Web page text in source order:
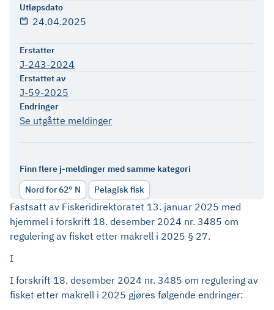
Utløpsdato
24.04.2025
Erstatter
J-243-2024
Erstattet av
J-59-2025
Endringer
Se utgåtte meldinger
Finn flere j-meldinger med samme kategori
Nord for 62° N
Pelagisk fisk
Fastsatt av Fiskeridirektoratet 13. januar 2025 med
hjemmel i forskrift 18. desember 2024 nr. 3485 om
regulering av fisket etter makrell i 2025 § 27.
I
I forskrift 18. desember 2024 nr. 3485 om regulering av
fisket etter makrell i 2025 gjøres følgende endringer: